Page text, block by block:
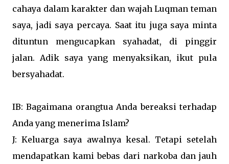
cahaya dalam karakter dan wajah Luqman teman
saya, jadi saya percaya. Saat itu juga saya minta
dituntun mengucapkan syahadat, di pinggir
jalan. Adik saya yang menyaksikan, ikut pula
bersyahadat.
IB: Bagaimana orangtua Anda bereaksi terhadap
Anda yang menerima Islam?
J: Keluarga saya awalnya kesal. Tetapi setelah
mendapatkan kami bebas dari narkoba dan jauh